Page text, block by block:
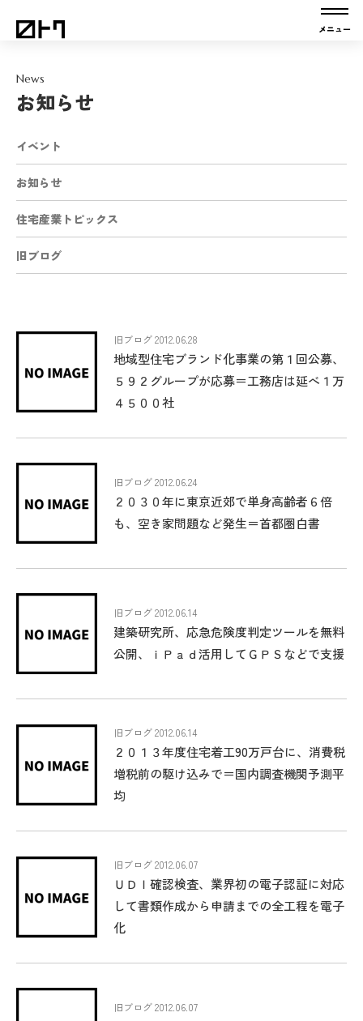
News
お知らせ
イベント
お知らせ
住宅産業トピックス
旧ブログ
旧ブログ 2012.06.28
地域型住宅ブランド化事業の第１回公募、
５９２グループが応募＝工務店は延べ１万
４５００社
旧ブログ 2012.06.24
２０３０年に東京近郊で単身高齢者６倍
も、空き家問題など発生＝首都圏白書
旧ブログ 2012.06.14
建築研究所、応急危険度判定ツールを無料
公開、ｉＰａｄ活用してＧＰＳなどで支援
旧ブログ 2012.06.14
２０１３年度住宅着工90万戸台に、消費税
増税前の駆け込みで＝国内調査機関予測平
均
旧ブログ 2012.06.07
ＵＤＩ確認検査、業界初の電子認証に対応
して書類作成から申請までの全工程を電子
化
旧ブログ 2012.06.07